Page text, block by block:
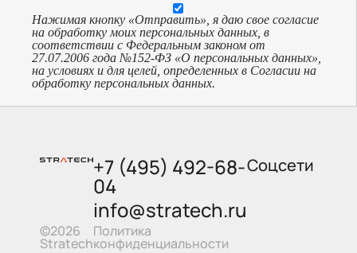
Нажимая кнопку «Отправить», я даю свое согласие
на обработку моих персональных данных, в
соответствии с Федеральным законом от
27.07.2006 года №152-ФЗ «О персональных данных»,
на условиях и для целей, определенных в Согласии на
обработку персональных данных.
©2026
Stratech
+7 (495) 492-68-
04
info@stratech.ru
Политика
конфиденциальности
Соцсети